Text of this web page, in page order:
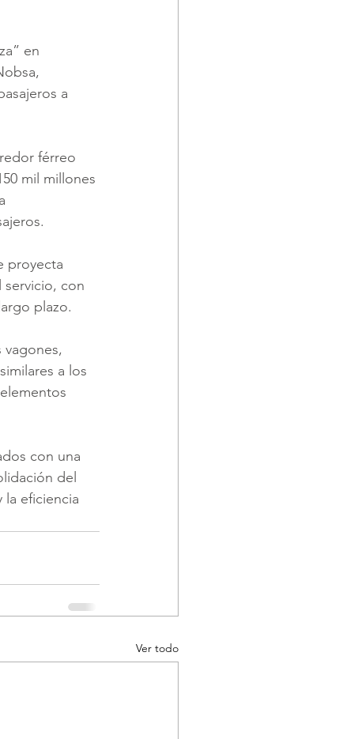
en
a
férreo
mil millones
proyecta
con
plazo.
vagones,
a los
con una
del
eficiencia
Ver todo